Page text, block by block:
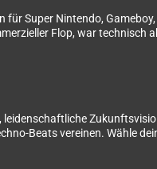
Super Nintendo, Gameboy,
Flop, war technisch
Beats vereinen. Wähle